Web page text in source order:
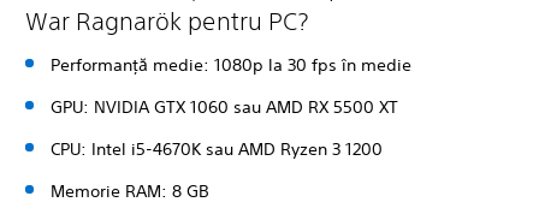
War Ragnarök pentru PC?
Performanță medie: 1080p la 30 fps în medie
GPU: NVIDIA GTX 1060 sau AMD RX 5500 XT
CPU: Intel i5-4670K sau AMD Ryzen 3 1200
Memorie RAM: 8 GB